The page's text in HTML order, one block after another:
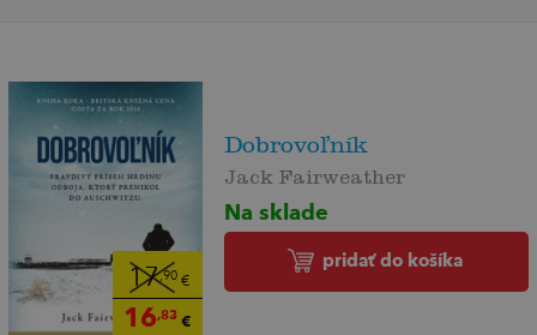
17,90€
16,83€
Dobrovoľník
Jack Fairweather
Na sklade
pridať do košíka